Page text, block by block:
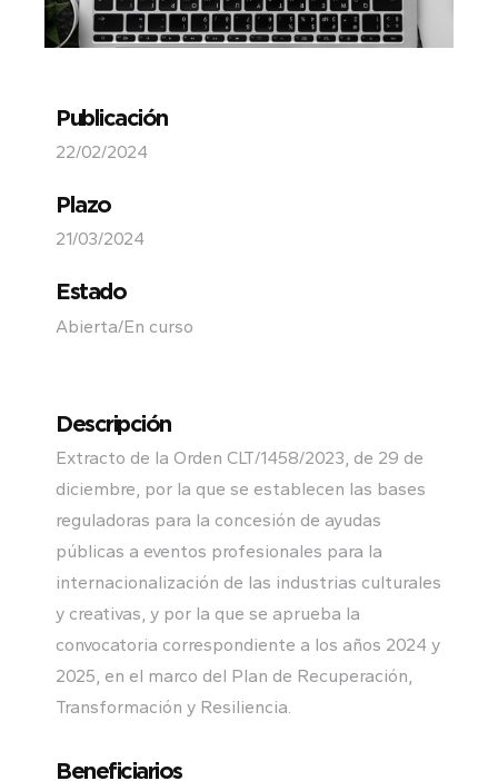
Publicación
22/02/2024
Plazo
21/03/2024
Estado
Abierta/En curso
Descripción
Extracto de la Orden CLT/1458/2023, de 29 de
diciembre, por la que se establecen las bases
reguladoras para la concesión de ayudas
públicas a eventos profesionales para la
internacionalización de las industrias culturales
y creativas, y por la que se aprueba la
convocatoria correspondiente a los años 2024 y
2025, en el marco del Plan de Recuperación,
Transformación y Resiliencia.
Beneficiarios